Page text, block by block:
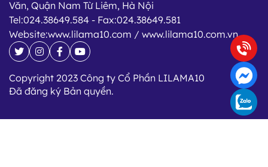
Văn, Quận Nam Từ Liêm, Hà Nội
Tel:024.38649.584 - Fax:024.38649.581
Website:www.lilama10.com / www.lilama10.com.vn
Copyright 2023 Công ty Cổ Phần LILAMA10
Đã đăng ký Bản quyền.